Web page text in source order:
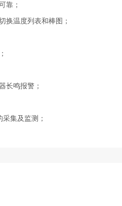
靠；
换温度列表和棒图；
长鸣报警；
集及监测；